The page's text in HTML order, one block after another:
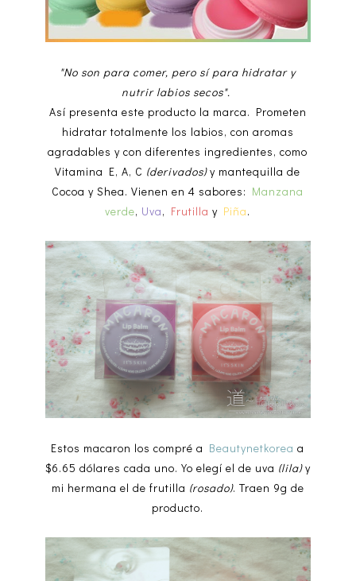
"No son para comer, pero sí para hidratar y
nutrir labios secos".
Así presenta este producto la marca. Prometen
hidratar totalmente los labios, con aromas
agradables y con diferentes ingredientes, como
Vitamina E, A, C (derivados)y mantequilla de
Cocoa y Shea. Vienen en 4 sabores: Manzana
verde, Uva, Frutilla y Piña.
Estos macaron los compré a Beautynetkorea a
$6.65 dólares cada uno. Yo elegí el de uva (lila)y
mi hermana el de frutilla (rosado). Traen 9g de
producto.